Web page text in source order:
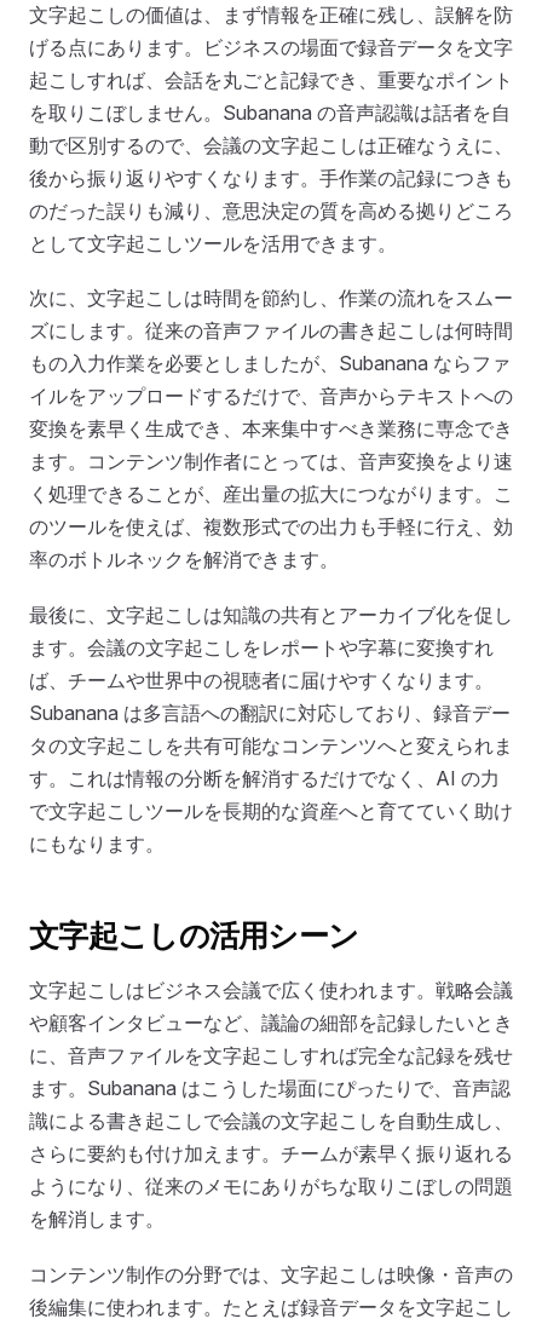
文字起こしの価値は、まず情報を正確に残し、誤解を防
げる点にあります。ビジネスの場面で録音データを文字
起こしすれば、会話を丸ごと記録でき、重要なポイント
を取りこぼしません。Subanana の音声認識は話者を自
動で区別するので、会議の文字起こしは正確なうえに、
後から振り返りやすくなります。手作業の記録につきも
のだった誤りも減り、意思決定の質を高める拠りどころ
として文字起こしツールを活用できます。
次に、文字起こしは時間を節約し、作業の流れをスムー
ズにします。従来の音声ファイルの書き起こしは何時間
もの入力作業を必要としましたが、Subanana ならファ
イルをアップロードするだけで、音声からテキストへの
変換を素早く生成でき、本来集中すべき業務に専念でき
ます。コンテンツ制作者にとっては、音声変換をより速
く処理できることが、産出量の拡大につながります。こ
のツールを使えば、複数形式での出力も手軽に行え、効
率のボトルネックを解消できます。
最後に、文字起こしは知識の共有とアーカイブ化を促し
ます。会議の文字起こしをレポートや字幕に変換すれ
ば、チームや世界中の視聴者に届けやすくなります。
Subanana は多言語への翻訳に対応しており、録音デー
タの文字起こしを共有可能なコンテンツへと変えられま
す。これは情報の分断を解消するだけでなく、AI の力
で文字起こしツールを長期的な資産へと育てていく助け
にもなります。
文字起こしの活用シーン
文字起こしはビジネス会議で広く使われます。戦略会議
や顧客インタビューなど、議論の細部を記録したいとき
に、音声ファイルを文字起こしすれば完全な記録を残せ
ます。Subanana はこうした場面にぴったりで、音声認
識による書き起こしで会議の文字起こしを自動生成し、
さらに要約も付け加えます。チームが素早く振り返れる
ようになり、従来のメモにありがちな取りこぼしの問題
を解消します。
コンテンツ制作の分野では、文字起こしは映像・音声の
後編集に使われます。たとえば録音データを文字起こし